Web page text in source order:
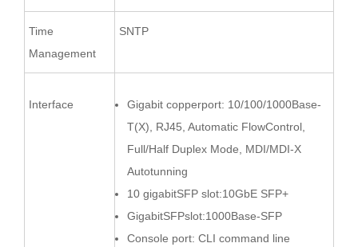
Time
Management
SNTP
Interface
Gigabit copperport: 10/100/1000Base-
T(X), RJ45, Automatic FlowControl,
Full/Half Duplex Mode, MDI/MDI-X
Autotunning
10 gigabitSFP slot:10GbE SFP+
GigabitSFPslot:1000Base-SFP
Console port: CLI command line